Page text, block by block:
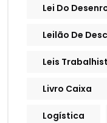
Lei Do
Leilão De
Leis
Livro Caixa
Logística